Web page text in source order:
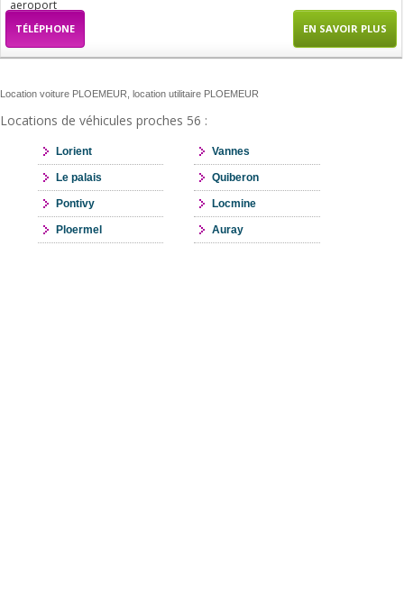
aeroport
TÉLÉPHONE EN SAVOIR PLUS
Location voiture PLOEMEUR, location utilitaire PLOEMEUR
Locations de véhicules proches 56 :
Lorient Vannes
Le palais Quiberon
Pontivy Locmine
Ploermel Auray